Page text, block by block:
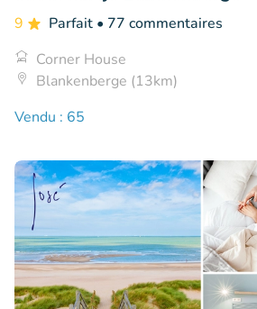
9 Parfait • 77 commentaires
Corner House
Blankenberge (13km)
Vendu : 65